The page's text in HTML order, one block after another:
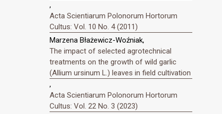
,
Acta Scientiarum Polonorum Hortorum
Cultus: Vol. 10 No. 4 (2011)
Marzena Błażewicz-Woźniak,
The impact of selected agrotechnical
treatments on the growth of wild garlic
(Allium ursinum L.) leaves in field cultivation
,
Acta Scientiarum Polonorum Hortorum
Cultus: Vol. 22 No. 3 (2023)